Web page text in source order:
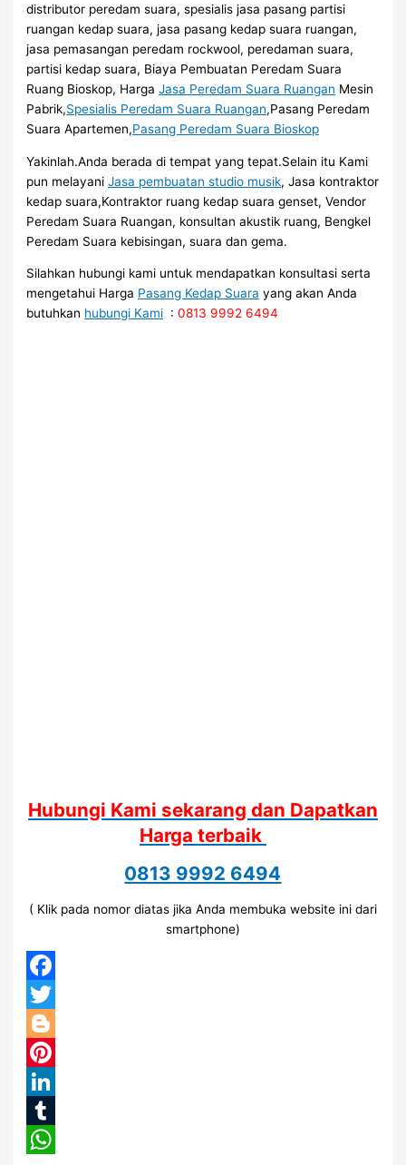
distributor peredam suara, spesialis jasa pasang partisi
ruangan kedap suara, jasa pasang kedap suara ruangan,
jasa pemasangan peredam rockwool, peredaman suara,
partisi kedap suara, Biaya Pembuatan Peredam Suara
Ruang Bioskop, HargaJasa Peredam Suara Ruangan Mesin
Pabrik,Spesialis Peredam Suara Ruangan,Pasang Peredam
Suara Apartemen,Pasang Peredam Suara Bioskop
Yakinlah.Anda berada di tempat yang tepat.Selain itu Kami
pun melayaniJasa pembuatan studio musik, Jasa kontraktor
kedap suara,Kontraktor ruang kedap suara genset, Vendor
Peredam Suara Ruangan, konsultan akustik ruang, Bengkel
Peredam Suara kebisingan, suara dan gema.
Silahkan hubungi kami untuk mendapatkan konsultasi serta
mengetahui Harga Pasang Kedap Suara yang akan Anda
butuhkan hubungi Kami :0813 9992 6494
Hubungi Kami sekarang dan Dapatkan
Harga terbaik
0813 9992 6494
( Klik pada nomor diatas jika Anda membuka website ini dari
smartphone)
Facebook
Twitter
Blogger
Pinterest
LinkedIn
Tumblr